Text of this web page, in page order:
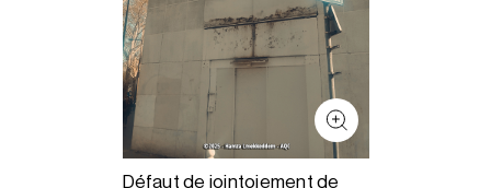
Défaut de jointoiement de